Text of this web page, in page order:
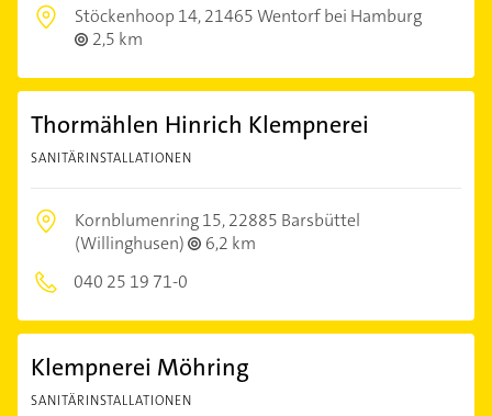
Stöckenhoop 14,21465 Wentorf bei Hamburg
2,5 km
Thormählen Hinrich Klempnerei
SANITÄRINSTALLATIONEN
Kornblumenring 15,22885 Barsbüttel
(Willinghusen)
6,2 km
040 25 19 71-0
Klempnerei Möhring
SANITÄRINSTALLATIONEN